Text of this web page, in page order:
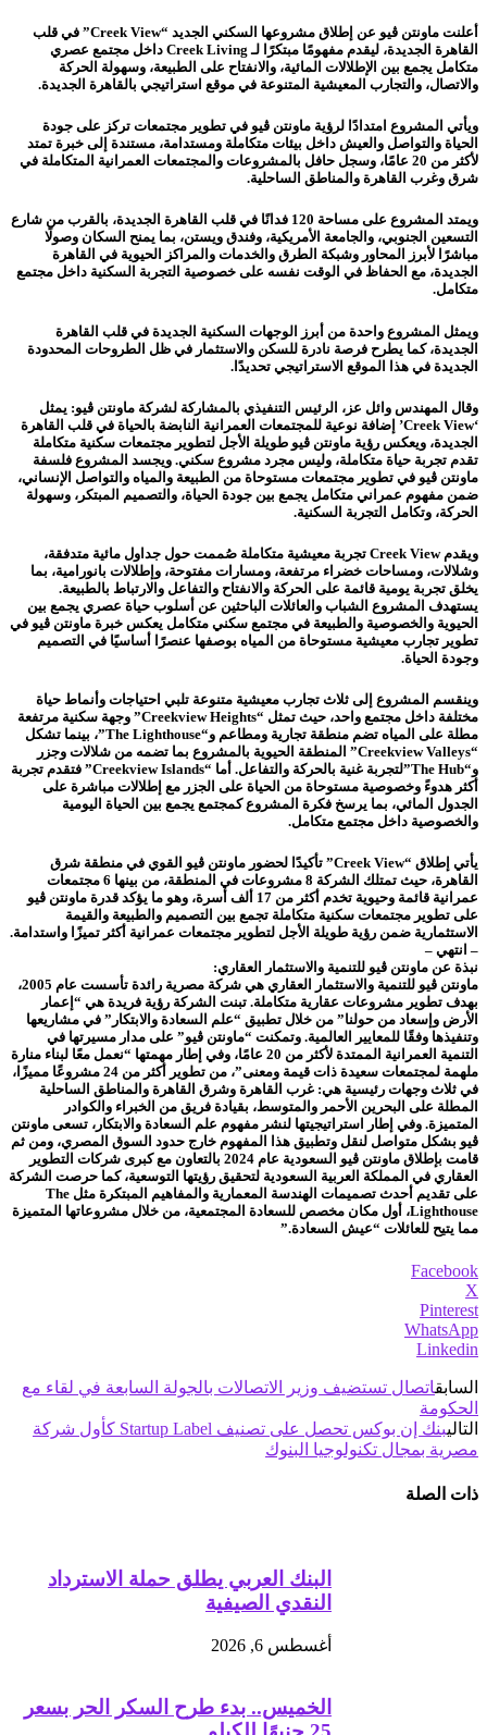
أعلنت ماونتن ڤيو عن إطلاق مشروعها السكني الجديد “Creek View” في قلب
القاهرة الجديدة، ليقدم مفهومًا مبتكرًا لـ Creek Living داخل مجتمع عصري
متكامل يجمع بين الإطلالات المائية، والانفتاح على الطبيعة، وسهولة الحركة
والاتصال، والتجارب المعيشية المتنوعة في موقع استراتيجي بالقاهرة الجديدة.
ويأتي المشروع امتدادًا لرؤية ماونتن ڤيو في تطوير مجتمعات تركز على جودة
الحياة والتواصل والعيش داخل بيئات متكاملة ومستدامة، مستندة إلى خبرة تمتد
لأكثر من 20 عامًا، وسجل حافل بالمشروعات والمجتمعات العمرانية المتكاملة في
شرق وغرب القاهرة والمناطق الساحلية.
ويمتد المشروع على مساحة 120 فدانًا في قلب القاهرة الجديدة، بالقرب من شارع
التسعين الجنوبي، والجامعة الأمريكية، وفندق ويستن، بما يمنح السكان وصولًا
مباشرًا لأبرز المحاور وشبكة الطرق والخدمات والمراكز الحيوية في القاهرة
الجديدة، مع الحفاظ في الوقت نفسه على خصوصية التجربة السكنية داخل مجتمع
متكامل.
ويمثل المشروع واحدة من أبرز الوجهات السكنية الجديدة في قلب القاهرة
الجديدة، كما يطرح فرصة نادرة للسكن والاستثمار في ظل الطروحات المحدودة
الجديدة في هذا الموقع الاستراتيجي تحديدًا.
وقال المهندس وائل عز، الرئيس التنفيذي بالمشاركة لشركة ماونتن ڤيو: يمثل
‘Creek View’ إضافة نوعية للمجتمعات العمرانية النابضة بالحياة في قلب القاهرة
الجديدة، ويعكس رؤية ماونتن ڤيو طويلة الأجل لتطوير مجتمعات سكنية متكاملة
تقدم تجربة حياة متكاملة، وليس مجرد مشروع سكني. ويجسد المشروع فلسفة
ماونتن ڤيو في تطوير مجتمعات مستوحاة من الطبيعة والمياه والتواصل الإنساني،
ضمن مفهوم عمراني متكامل يجمع بين جودة الحياة، والتصميم المبتكر، وسهولة
الحركة، وتكامل التجربة السكنية.
ويقدم Creek View تجربة معيشية متكاملة صُممت حول جداول مائية متدفقة،
وشلالات، ومساحات خضراء مرتفعة، ومسارات مفتوحة، وإطلالات بانورامية، بما
يخلق تجربة يومية قائمة على الحركة والانفتاح والتفاعل والارتباط بالطبيعة.
يستهدف المشروع الشباب والعائلات الباحثين عن أسلوب حياة عصري يجمع بين
الحيوية والخصوصية والطبيعة في مجتمع سكني متكامل يعكس خبرة ماونتن ڤيو في
تطوير تجارب معيشية مستوحاة من المياه بوصفها عنصرًا أساسيًا في التصميم
وجودة الحياة.
وينقسم المشروع إلى ثلاث تجارب معيشية متنوعة تلبي احتياجات وأنماط حياة
مختلفة داخل مجتمع واحد، حيث تمثل “Creekview Heights” وجهة سكنية مرتفعة
مطلة على المياه تضم منطقة تجارية ومطاعم و“The Lighthouse”، بينما تشكل
“Creekview Valleys” المنطقة الحيوية بالمشروع بما تضمه من شلالات وجزر
و“The Hub”لتجربة غنية بالحركة والتفاعل. أما “Creekview Islands” فتقدم تجربة
أكثر هدوءً وخصوصية مستوحاة من الحياة على الجزر مع إطلالات مباشرة على
الجدول المائي، بما يرسخ فكرة المشروع كمجتمع يجمع بين الحياة اليومية
والخصوصية داخل مجتمع متكامل.
يأتي إطلاق “Creek View” تأكيدًا لحضور ماونتن ڤيو القوي في منطقة شرق
القاهرة، حيث تمتلك الشركة 8 مشروعات في المنطقة، من بينها 6 مجتمعات
عمرانية قائمة وحيوية تخدم أكثر من 17 ألف أسرة، وهو ما يؤكد قدرة ماونتن ڤيو
على تطوير مجتمعات سكنية متكاملة تجمع بين التصميم والطبيعة والقيمة
الاستثمارية ضمن رؤية طويلة الأجل لتطوير مجتمعات عمرانية أكثر تميزًا واستدامة.
– انتهي –
نبذة عن ماونتن ڤيو للتنمية والاستثمار العقاري:
ماونتن ڤيو للتنمية والاستثمار العقاري هي شركة مصرية رائدة تأسست عام 2005،
بهدف تطوير مشروعات عقارية متكاملة. تبنت الشركة رؤية فريدة هي “إعمار
الأرض وإسعاد من حولنا” من خلال تطبيق “علم السعادة والابتكار” في مشاريعها
وتنفيذها وفقًا للمعايير العالمية. وتمكنت “ماونتن ڤيو” على مدار مسيرتها في
التنمية العمرانية الممتدة لأكثر من 20 عامًا، وفي إطار مهمتها “نعمل معًا لبناء منارة
ملهمة لمجتمعات سعيدة ذات قيمة ومعنى”، من تطوير أكثر من 24 مشروعًا مميزًا،
في ثلاث وجهات رئيسية هي: غرب القاهرة وشرق القاهرة والمناطق الساحلية
المطلة على البحرين الأحمر والمتوسط، بقيادة فريق من الخبراء والكوادر
المتميزة. وفي إطار استراتيجيتها لنشر مفهوم علم السعادة والابتكار، تسعى ماونتن
ڤيو بشكل متواصل لنقل وتطبيق هذا المفهوم خارج حدود السوق المصري، ومن ثم
قامت بإطلاق ماونتن ڤيو السعودية عام 2024 بالتعاون مع كبرى شركات التطوير
العقاري في المملكة العربية السعودية لتحقيق رؤيتها التوسعية، كما حرصت الشركة
على تقديم أحدث تصميمات الهندسة المعمارية والمفاهيم المبتكرة مثل The
Lighthouse، أول مكان مخصص للسعادة المجتمعية، من خلال مشروعاتها المتميزة
مما يتيح للعائلات “عيش السعادة.”
Facebook
X
Pinterest
WhatsApp
Linkedin
السابقاتصال تستضيف وزير الاتصالات بالجولة السابعة في لقاء مع
الحكومة
التالي
بنك إن بوكس تحصل على تصنيف Startup Label كأول شركة
مصرية بمجال تكنولوجيا البنوك
ذات الصلة
البنك العربي يطلق حملة الاسترداد
النقدي الصيفية
أغسطس 6, 2026
الخميس.. بدء طرح السكر الحر بسعر